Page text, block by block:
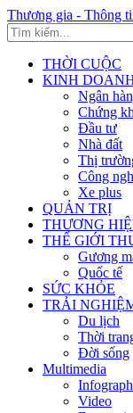
Thương gia - Thông
THỜI CUỘC
KINH
Ngân
Chứng
Đầu tư
Nhà đất
Thị
Công
Xe plus
QUẢN TRỊ
THƯƠNG
THẾ GIỚI
Gương
Quốc tế
SỨC KHỎE
TRẢI
Du lịch
Thời
Đời sống
Multimedia
Video